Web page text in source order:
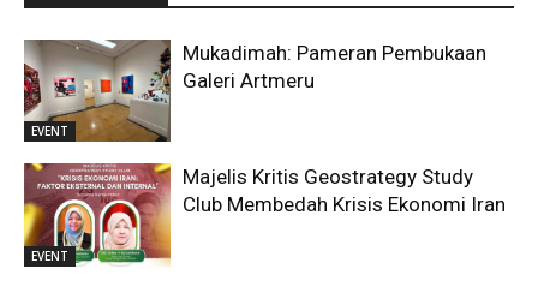
EVENT
Mukadimah: Pameran Pembukaan
Galeri Artmeru
EVENT
Majelis Kritis Geostrategy Study
Club Membedah Krisis Ekonomi Iran